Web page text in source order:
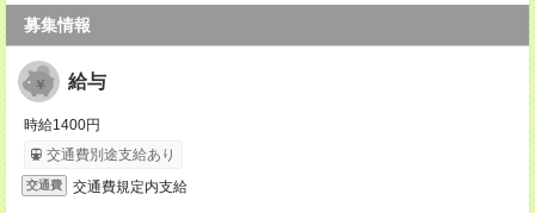
募集情報
給与
時給1400円
交通費別途支給あり
交通費 交通費規定内支給